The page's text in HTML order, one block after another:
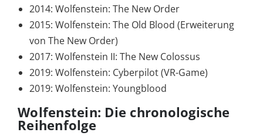
2014: Wolfenstein: The New Order
2015: Wolfenstein: The Old Blood (Erweiterung
von The New Order)
2017: Wolfenstein II: The New Colossus
2019: Wolfenstein: Cyberpilot (VR-Game)
2019: Wolfenstein: Youngblood
Wolfenstein: Die chronologische
Reihenfolge